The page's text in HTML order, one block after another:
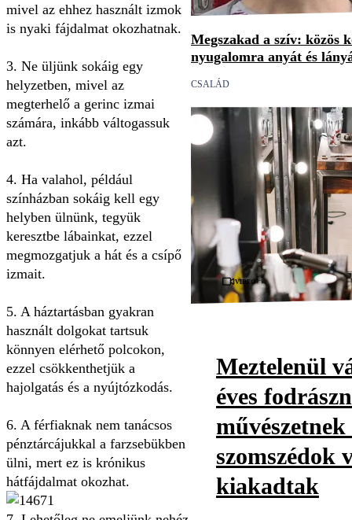
mivel az ehhez használt izmok
is nyaki fájdalmat okozhatnak.
3. Ne üljünk sokáig egy
helyzetben, mivel az
megterhelő a gerinc izmai
számára, inkább váltogassuk
azt.
4. Ha valahol, például
színházban sokáig kell egy
helyben ülnünk, tegyük
keresztbe lábainkat, ezzel
megmozgatjuk a hát és a csípő
izmait.
5. A háztartásban gyakran
használt dolgokat tartsuk
könnyen elérhető polcokon,
ezzel csökkenthetjük a
hajolgatás és a nyújtózkodás.
6. A férfiaknak nem tanácsos
pénztárcájukkal a farzsebükben
ülni, mert ez is krónikus
hátfájdalmat okozhat.
Megszakad a szív: közös
nyugalomra anyát és
CSALÁD
Videó
Meztelenül
éves
szomszédok
kiakadtak